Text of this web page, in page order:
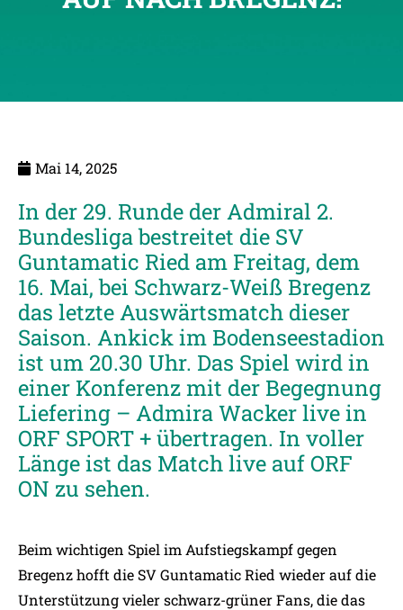
Mai 14, 2025
In der 29. Runde der Admiral 2.
Bundesliga bestreitet die SV
Guntamatic Ried am Freitag, dem
16. Mai, bei Schwarz-Weiß Bregenz
das letzte Auswärtsmatch dieser
Saison. Ankick im Bodenseestadion
ist um 20.30 Uhr. Das Spiel wird in
einer Konferenz mit der Begegnung
Liefering – Admira Wacker live in
ORF SPORT + übertragen. In voller
Länge ist das Match live auf ORF
ON zu sehen.
Beim wichtigen Spiel im Aufstiegskampf gegen
Bregenz hofft die SV Guntamatic Ried wieder auf die
Unterstützung vieler schwarz-grüner Fans, die das